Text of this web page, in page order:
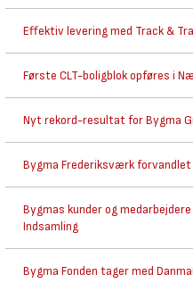
Effektiv levering med Track &
Første CLT-boligblok opføres i
Nyt rekord-resultat for Bygma
Bygma Frederiksværk
Bygmas kunder og
Indsamling
Bygma Fonden tager med